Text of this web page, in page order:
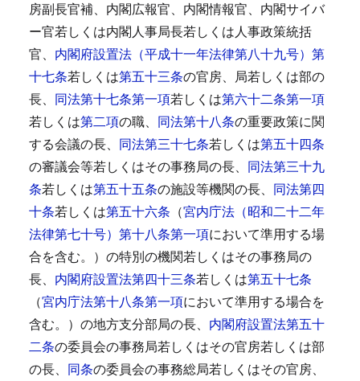
房副長官補、内閣広報官、内閣情報官、内閣サイバ
ー官若しくは内閣人事局長若しくは人事政策統括
官、 内閣府設置法（平成十一年法律第八十九号）第
十七条若しくは第五十三条の官房、局若しくは部の
長、 同法第十七条第一項若しくは第六十二条第一項
若しくは第二項の職、 同法第十八条の重要政策に関
する会議の長、 同法第三十七条若しくは第五十四条
の審議会等若しくはその事務局の長、 同法第三十九
条若しくは第五十五条の施設等機関の長、 同法第四
十条若しくは第五十六条 （宮内庁法（昭和二十二年
法律第七十号）第十八条第一項において準用する場
合を含む。）の特別の機関若しくはその事務局の
長、 内閣府設置法第四十三条若しくは第五十七条
（宮内庁法第十八条第一項において準用する場合を
含む。）の地方支分部局の長、 内閣府設置法第五十
二条の委員会の事務局若しくはその官房若しくは部
の長、 同条の委員会の事務総局若しくはその官房、